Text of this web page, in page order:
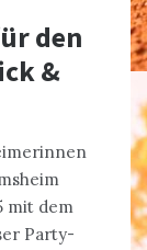
den
&
mit dem
Party-